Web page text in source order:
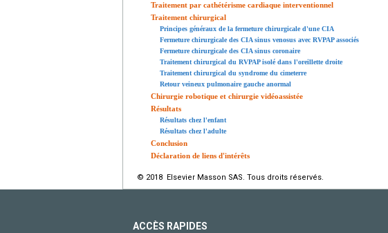
Traitement par cathétérisme cardiaque interventionnel
Traitement chirurgical
Principes généraux de la fermeture chirurgicale d'une CIA
Fermeture chirurgicale des CIA sinus venosus avec RVPAP associés
Fermeture chirurgicale des CIA sinus coronaire
Traitement chirurgical du RVPAP isolé dans l'oreillette droite
Traitement chirurgical du syndrome du cimeterre
Retour veineux pulmonaire gauche anormal
Chirurgie robotique et chirurgie vidéoassistée
Résultats
Résultats chez l'enfant
Résultats chez l'adulte
Conclusion
Déclaration de liens d'intérêts
© 2018 Elsevier Masson SAS. Tous droits réservés.
ACCÈS RAPIDES